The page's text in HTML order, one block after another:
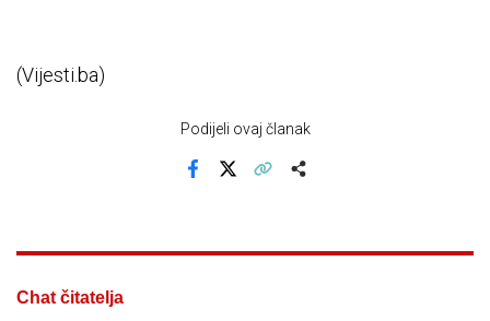
(Vijesti.ba)
Podijeli ovaj članak
Chat čitatelja